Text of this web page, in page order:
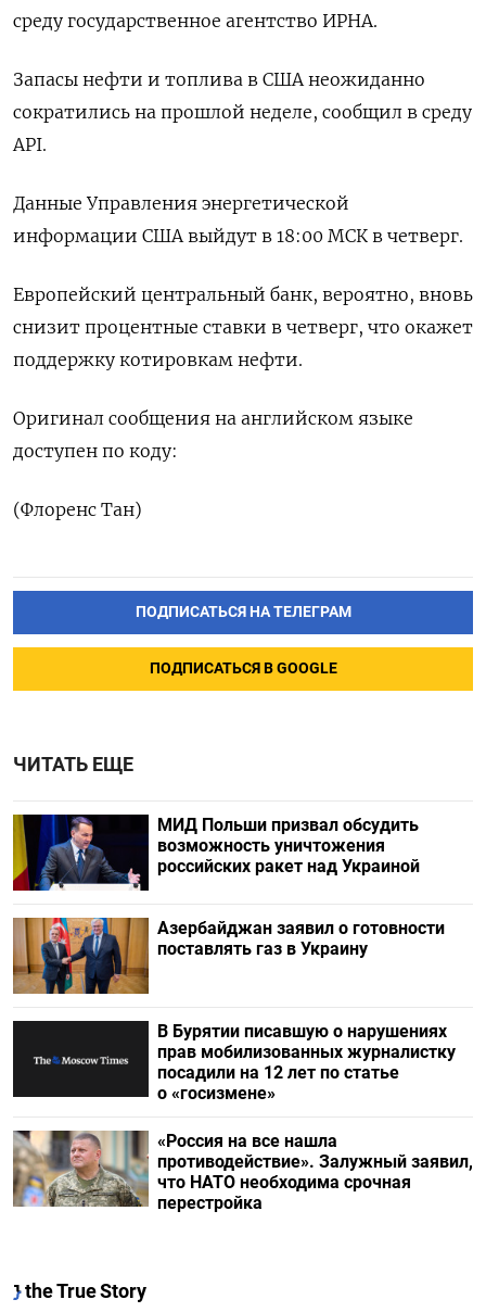
среду государственное агентство ИРНА.
Запасы нефти и топлива в США неожиданно
сократились на прошлой неделе, сообщил в среду
API.
Данные Управления энергетической
информации США выйдут в 18:00 МСК в четверг.
Европейский центральный банк, вероятно, вновь
снизит процентные ставки в четверг, что окажет
поддержку котировкам нефти.
Оригинал сообщения на английском языке
доступен по коду:
(Флоренс Тан)
ПОДПИСАТЬСЯ НА ТЕЛЕГРАМ
ПОДПИСАТЬСЯ В GOOGLE
ЧИТАТЬ ЕЩЕ
МИД Польши призвал обсудить
возможность уничтожения
российских ракет над Украиной
Азербайджан заявил о готовности
поставлять газ в Украину
В Бурятии писавшую о нарушениях
прав мобилизованных журналистку
посадили на 12 лет по статье
о «госизмене»
«Россия на все нашла
противодействие». Залужный заявил,
что НАТО необходима срочная
перестройка